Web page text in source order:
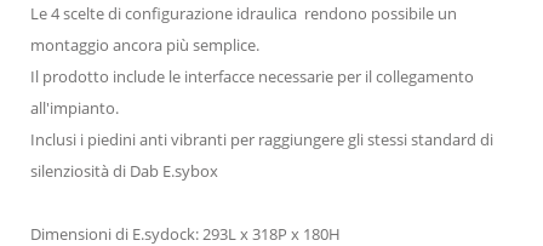
Le 4 scelte di configurazione idraulica rendono possibile un
montaggio ancora più semplice.
Il prodotto include le interfacce necessarie per il collegamento
all'impianto.
Inclusi i piedini anti vibranti per raggiungere gli stessi standard di
silenziosità di Dab E.sybox
Dimensioni di E.sydock: 293L x 318P x 180H